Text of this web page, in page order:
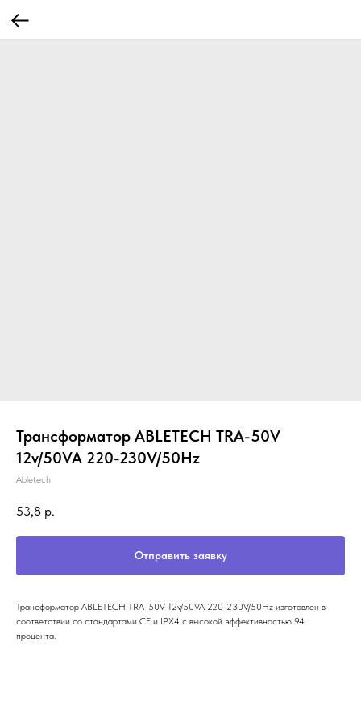
Трансформатор ABLETECH TRA-50V
12v/50VA 220-230V/50Hz
Abletech
53,8 р.
Отправить заявку
Трансформатор ABLETECH TRA-50V 12v/50VA 220-230V/50Hz изготовлен в
соответствии со стандартами CE и IPX4 с высокой эффективностью 94
процента.